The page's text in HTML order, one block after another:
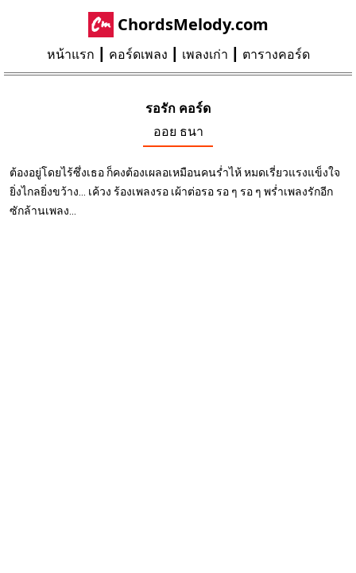
ChordsMelody.com
หน้าแรก คอร์ดเพลง เพลงเก่า ตารางคอร์ด
รอรัก คอร์ด
ออย ธนา
ต้องอยู่โดยไร้ซึ่งเธอ ก็คงต้องเผลอเหมือนคนร่ำไห้ หมดเรี่ยวแรงแข็งใจ
ยิ่งไกลยิ่งขว้าง... เค้วง ร้องเพลงรอ เผ้าต่อรอ รอ ๆ รอ ๆ พร่ำเพลงรักอีก
ซักล้านเพลง...